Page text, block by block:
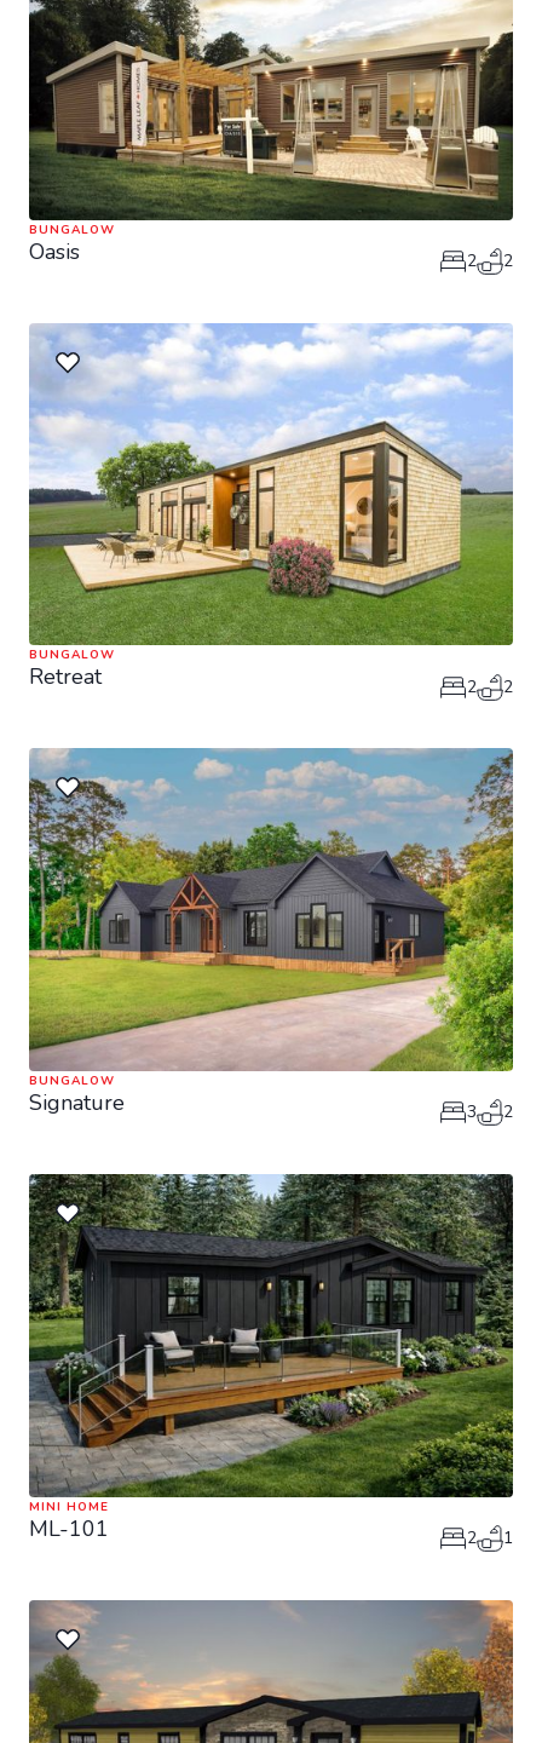
BUNGALOW
Oasis 2 2
BUNGALOW
Retreat 2 2
BUNGALOW
Signature 3 2
MINI HOME
ML-101 2 1